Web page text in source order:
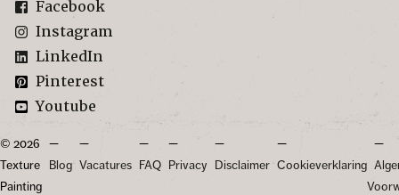
Facebook
Instagram
LinkedIn
Pinterest
Youtube
© 2026
Texture
Painting
Blog Vacatures FAQ Privacy Disclaimer Cookieverklaring